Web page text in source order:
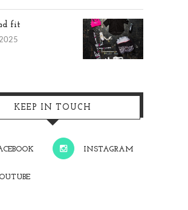
fit
KEEP IN TOUCH
INSTAGRAM